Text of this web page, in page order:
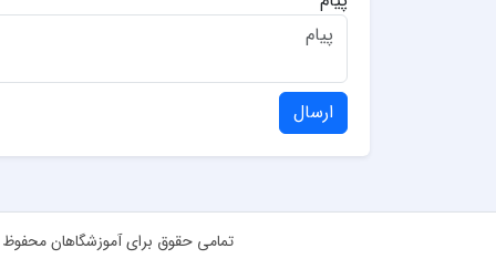
ارسال
تمامی حقوق برای آموزشگاهان